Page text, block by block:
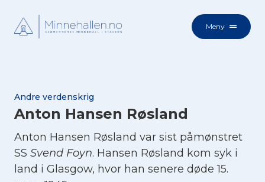
Meny
Andre verdenskrig
Anton Hansen Røsland
Anton Hansen Røsland var sist påmønstret
SS Svend Foyn. Hansen Røsland kom syk i
land i Glasgow, hvor han senere døde 15.